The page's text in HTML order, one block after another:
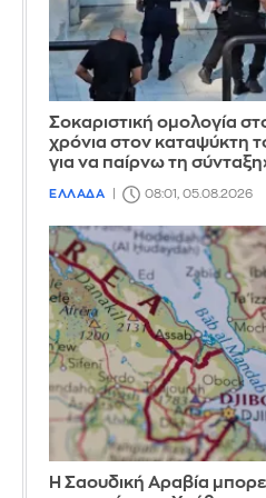
Σοκαριστική ομολογία
χρόνια στον καταψύκτη
για να παίρνω τη
ΕΛΛΑΔΑ 08:01, 05.08.2026
Η Σαουδική Αραβία